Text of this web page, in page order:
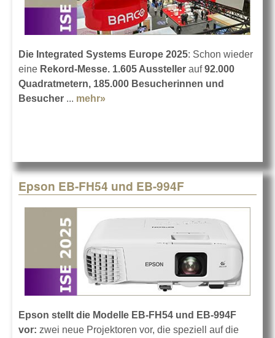
Die Integrated Systems Europe 2025: Schon wieder
eine Rekord-Messe. 1.605 Aussteller auf92.000
Quadratmetern, 185.000 Besucherinnen und
Besucher ... mehr»
Epson EB-FH54 und EB-994F
Epson stellt die Modelle EB-FH54 und EB-994F
vor: zwei neue Projektoren vor, die speziell auf die